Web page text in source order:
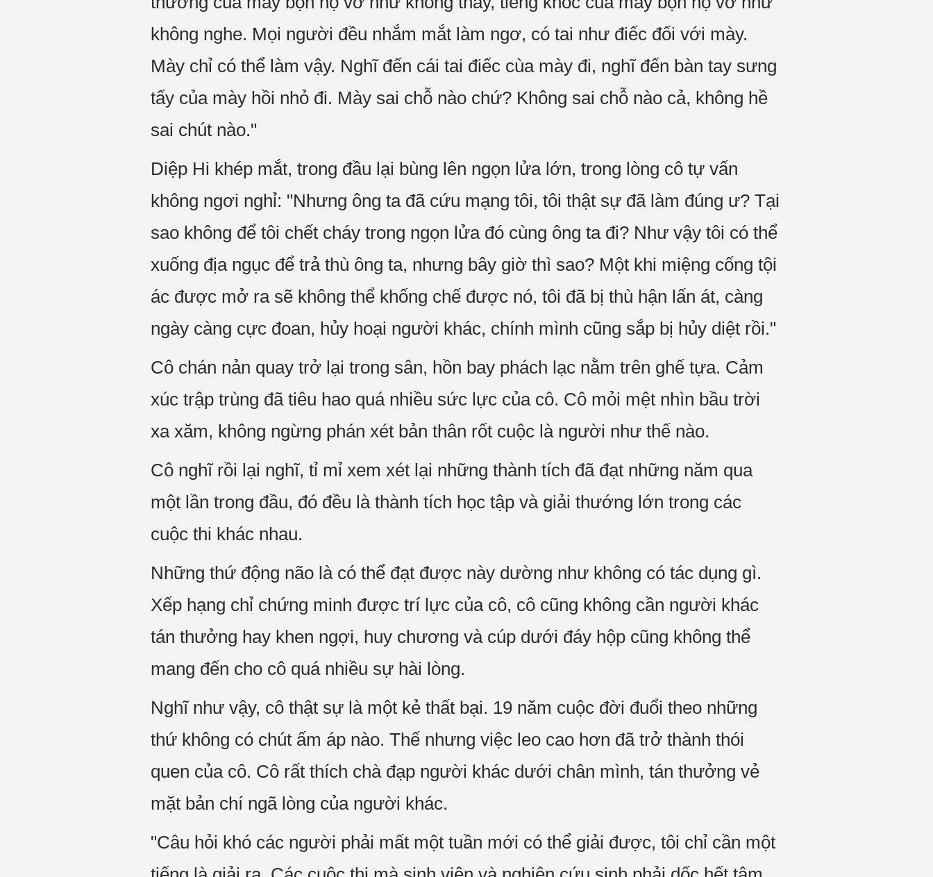
không nghe. Mọi người đều nhắm mắt làm ngơ, có tai như điếc đối với mày.
Mày chỉ có thể làm vậy. Nghĩ đến cái tai điếc cùa mày đi, nghĩ đến bàn tay sưng
tấy của mày hồi nhỏ đi. Mày sai chỗ nào chứ? Không sai chỗ nào cả, không hề
sai chút nào."
Diệp Hi khép mắt, trong đầu lại bùng lên ngọn lửa lớn, trong lòng cô tự vấn
không ngơi nghỉ: "Nhưng ông ta đã cứu mạng tôi, tôi thật sự đã làm đúng ư? Tại
sao không để tôi chết cháy trong ngọn lửa đó cùng ông ta đi? Như vậy tôi có thể
xuống địa ngục để trả thù ông ta, nhưng bây giờ thì sao? Một khi miệng cống tội
ác được mở ra sẽ không thể khống chế được nó, tôi đã bị thù hận lấn át, càng
ngày càng cực đoan, hủy hoại người khác, chính mình cũng sắp bị hủy diệt rồi."
Cô chán nản quay trở lại trong sân, hồn bay phách lạc nằm trên ghế tựa. Cảm
xúc trập trùng đã tiêu hao quá nhiều sức lực của cô. Cô mỏi mệt nhìn bầu trời
xa xăm, không ngừng phán xét bản thân rốt cuộc là người như thế nào.
Cô nghĩ rồi lại nghĩ, tỉ mỉ xem xét lại những thành tích đã đạt những năm qua
một lần trong đầu, đó đều là thành tích học tập và giải thướng lớn trong các
cuộc thi khác nhau.
Những thứ động não là có thể đạt được này dường như không có tác dụng gì.
Xếp hạng chỉ chứng minh được trí lực của cô, cô cũng không cần người khác
tán thưởng hay khen ngợi, huy chương và cúp dưới đáy hộp cũng không thể
mang đến cho cô quá nhiều sự hài lòng.
Nghĩ như vậy, cô thật sự là một kẻ thất bại. 19 năm cuộc đời đuổi theo những
thứ không có chút ấm áp nào. Thế nhưng việc leo cao hơn đã trở thành thói
quen của cô. Cô rất thích chà đạp người khác dưới chân mình, tán thưởng vẻ
mặt bản chí ngã lòng của người khác.
"Câu hỏi khó các người phải mất một tuần mới có thể giải được, tôi chỉ cần một